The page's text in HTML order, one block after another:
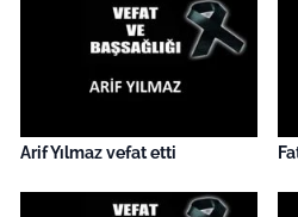
Arif Yılmaz vefat etti